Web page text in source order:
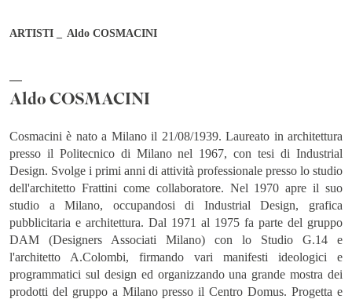
ARTISTI Aldo COSMACINI
Aldo COSMACINI
Cosmacini è nato a Milano il 21/08/1939. Laureato in architettura
presso il Politecnico di Milano nel 1967, con tesi di Industrial
Design. Svolge i primi anni di attività professionale presso lo studio
dell'architetto Frattini come collaboratore. Nel 1970 apre il suo
studio a Milano, occupandosi di Industrial Design, grafica
pubblicitaria e architettura. Dal 1971 al 1975 fa parte del gruppo
DAM (Designers Associati Milano) con lo Studio G.14 e
l'architetto A.Colombi, firmando vari manifesti ideologici e
programmatici sul design ed organizzando una grande mostra dei
prodotti del gruppo a Milano presso il Centro Domus. Progetta e
Città
Dopo aver letto e compreso l’Informativa Privacy di Bernini
Gallery, acconsento/non acconsento al trattamento dei miei dati
personali per le finalità di marketing e con le modalità meglio
specificate nellaInformativa Privacy